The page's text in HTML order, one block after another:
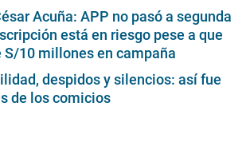
Acuña: APP no pasó a segunda
está en riesgo pese a que
S/10 millones en campaña
despidos y silencios: así fue
de los comicios